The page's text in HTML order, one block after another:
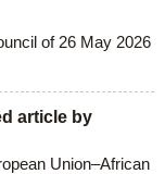
of 26 May 2026
article by
Union–African